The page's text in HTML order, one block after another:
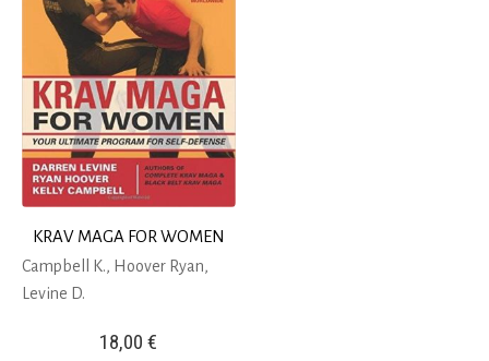
KRAV MAGA FOR WOMEN
Campbell K., Hoover Ryan,
Levine D.
18,00€